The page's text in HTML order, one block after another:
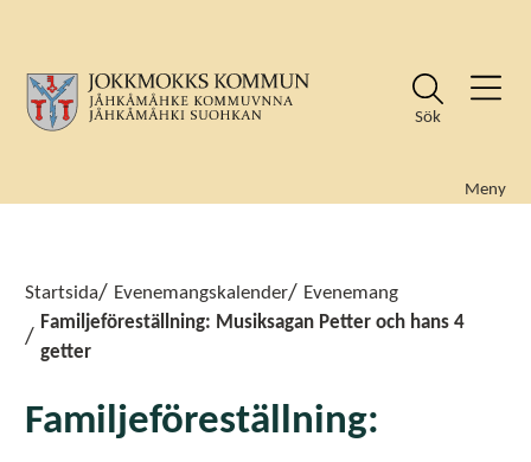
Sök
Meny
Startsida Evenemangskalender
Evenemang
Familjeföreställning: Musiksagan Petter och hans 4
getter
Familjeföreställning: